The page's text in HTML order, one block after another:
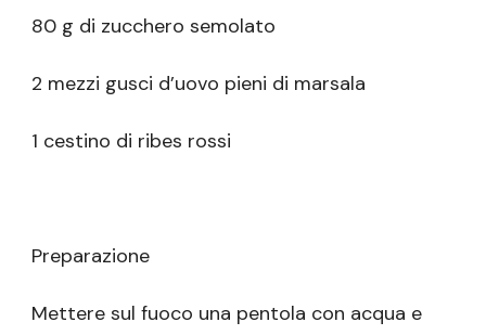
80 g di zucchero semolato
2 mezzi gusci d’uovo pieni di marsala
1 cestino di ribes rossi
Preparazione
Mettere sul fuoco una pentola con acqua e